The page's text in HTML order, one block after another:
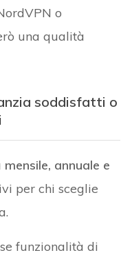
o
una qualità
soddisfatti o
mensile, annuale e
per chi sceglie
funzionalità di